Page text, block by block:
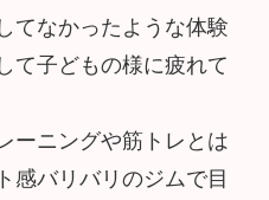
てなかったような体験
て子どもの様に疲れて
ーニングや筋トレとは
感バリバリのジムで目